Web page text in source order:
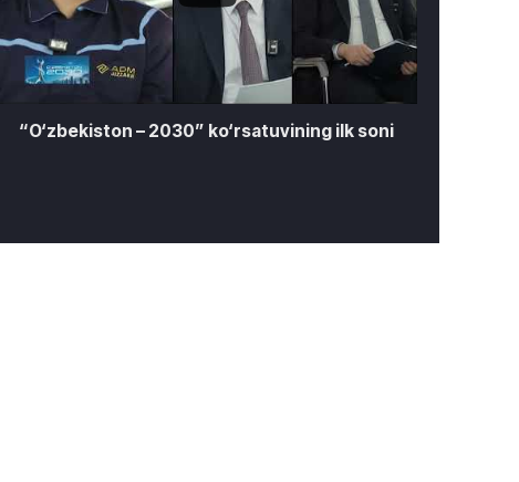
“O‘zbekiston – 2030” ko‘rsatuvining ilk soni